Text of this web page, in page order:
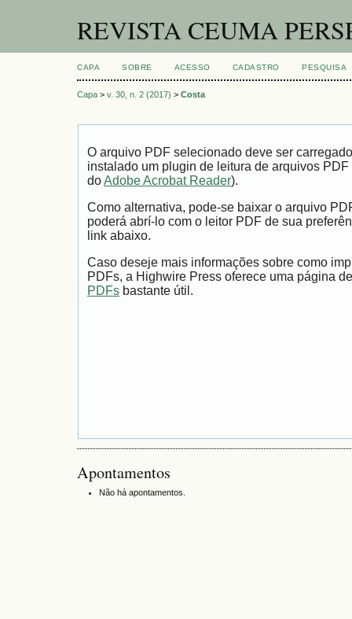
REVISTA CEUMA
CAPA SOBRE ACESSO CADASTRO PESQUISA
Capa > v. 30, n. 2 (2017) > Costa
O arquivo PDF selecionado deve ser
instalado um plugin de leitura de arquivos
doAdobe Acrobat Reader).
Como alternativa, pode-se baixar o arquivo
poderá abrí-lo com o leitor PDF de sua
link abaixo.
Caso deseje mais informações sobre como
PDFs, a Highwire Press oferece uma página
PDFs bastante útil.
Apontamentos
Não há apontamentos.